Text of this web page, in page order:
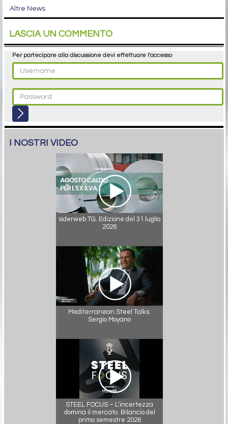
Altre News
LASCIA UN COMMENTO
Per partecipare alla discussione devi effettuare l'accesso
I NOSTRI VIDEO
siderweb TG. Edizione del 31 luglio
2026
Mediterranean Steel Talks:
Sergio Moyano
STEEL FOCUS – L’incertezza
domina il mercato. Bilancio del
primo semestre 2026